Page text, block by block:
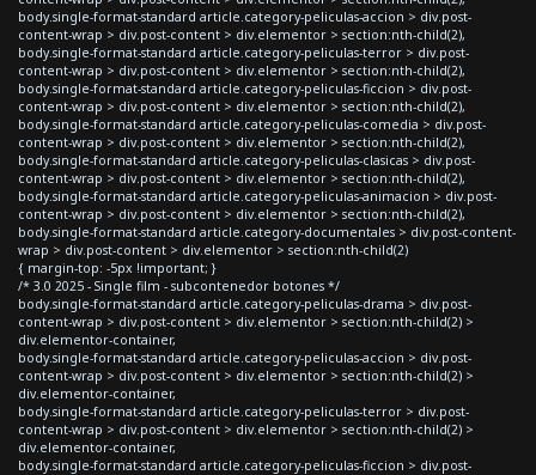
body.single-format-standard article.category-peliculas-accion > div.post-
content-wrap > div.post-content > div.elementor > section:nth-child(2),
body.single-format-standard article.category-peliculas-terror > div.post-
content-wrap > div.post-content > div.elementor > section:nth-child(2),
body.single-format-standard article.category-peliculas-ficcion > div.post-
content-wrap > div.post-content > div.elementor > section:nth-child(2),
body.single-format-standard article.category-peliculas-comedia > div.post-
content-wrap > div.post-content > div.elementor > section:nth-child(2),
body.single-format-standard article.category-peliculas-clasicas > div.post-
content-wrap > div.post-content > div.elementor > section:nth-child(2),
body.single-format-standard article.category-peliculas-animacion > div.post-
content-wrap > div.post-content > div.elementor > section:nth-child(2),
body.single-format-standard article.category-documentales > div.post-content-
wrap > div.post-content > div.elementor > section:nth-child(2)
{ margin-top: -5px !important; }
/* 3.0 2025 - Single film - subcontenedor botones */
body.single-format-standard article.category-peliculas-drama > div.post-
content-wrap > div.post-content > div.elementor > section:nth-child(2) >
div.elementor-container,
body.single-format-standard article.category-peliculas-accion > div.post-
content-wrap > div.post-content > div.elementor > section:nth-child(2) >
div.elementor-container,
body.single-format-standard article.category-peliculas-terror > div.post-
content-wrap > div.post-content > div.elementor > section:nth-child(2) >
div.elementor-container,
body.single-format-standard article.category-peliculas-ficcion > div.post-